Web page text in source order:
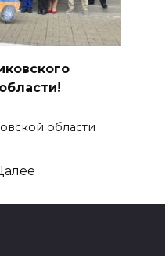
области